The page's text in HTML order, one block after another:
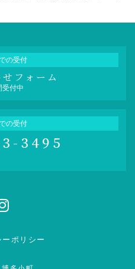
の受付
フォーム
受付中
の受付
3495
ポリシー